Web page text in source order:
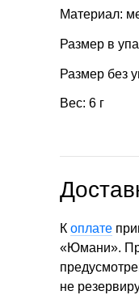
Материал:
Размер в
Размер без
Вес: 6 г
К оплате
«Юмани».
не